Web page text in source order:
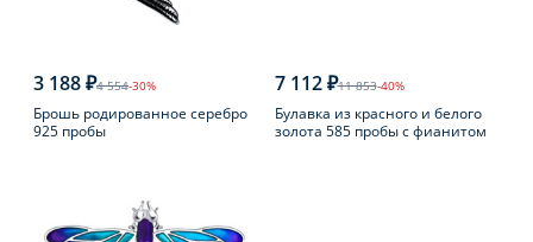
3 188 ₽4 554-30%
Брошь родированное серебро
925 пробы
7 112 ₽11 853-40%
Булавка из красного и белого
золота 585 пробы с фианитом